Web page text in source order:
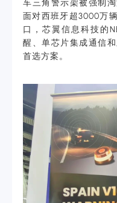
车三角警示架被强制
面对西班牙超3000万
口，芯翼信息科技的
醒、单芯片集成通信
首选方案。